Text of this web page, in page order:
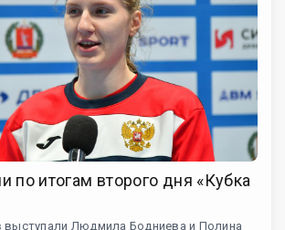
по итогам второго дня «Кубка
выступали Людмила Бодниева и Полина